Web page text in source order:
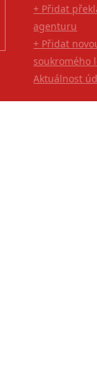
+ Přidat
agenturu
+ Přidat
soukromého
Aktuálnost